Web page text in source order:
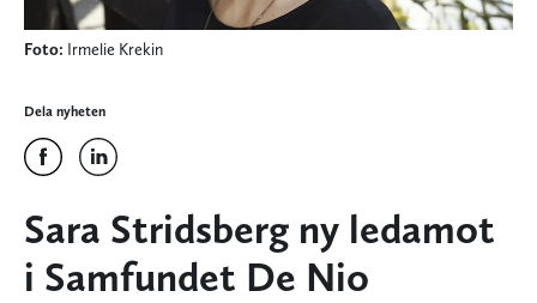
Foto: Irmelie Krekin
Dela nyheten
Sara Stridsberg ny ledamot
i Samfundet De Nio